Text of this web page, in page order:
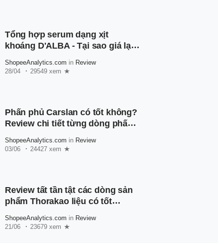
Tổng hợp serum dạng xịt
khoáng D'ALBA - Tại sao giá lại
ShopeeAnalytics.com in Review
28/04
29549 xem
Phấn phủ Carslan có tốt không?
Review chi tiết từng dòng phấn
ShopeeAnalytics.com in Review
03/06
24427 xem
Review tất tần tật các dòng sản
phẩm Thorakao liệu có tốt
ShopeeAnalytics.com in Review
21/06
23679 xem